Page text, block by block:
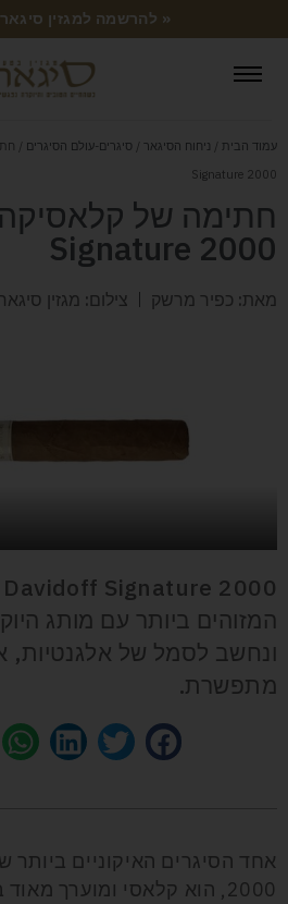
« להרשמה למגזין סיגאר
עמוד הבית / ניחוח הסיגאר / סיגרים-עולם הסיגרים
Signature 2000
Signature 2000
מאת: כפיר מרשק צילום: מגזין סיגאר
ונחשב לסמל של אלגנטיות,
מתפשרת.
2000, הוא קלאסי ומוערך